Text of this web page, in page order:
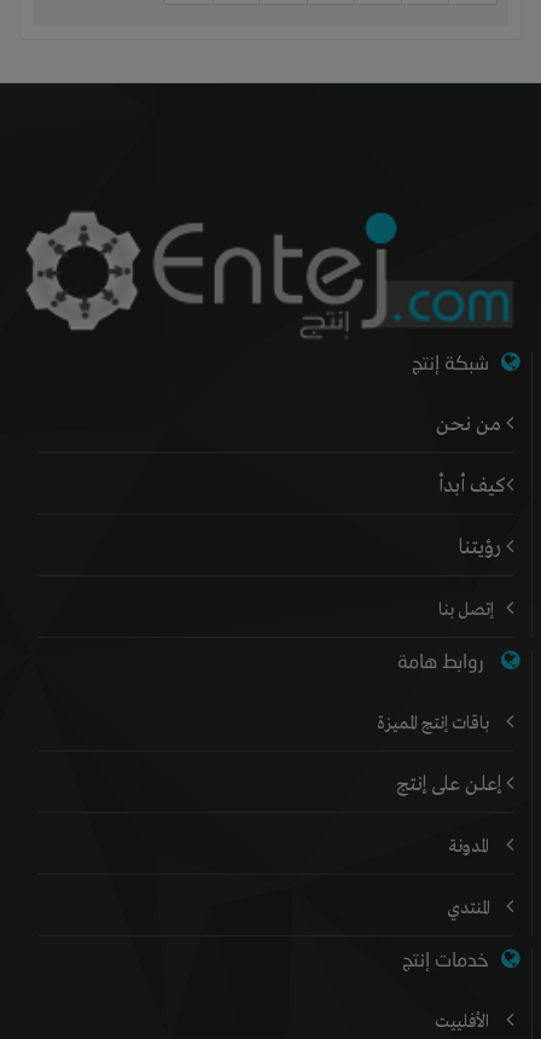
شبكة إنتج
من نحن
كيف أبدأ
رؤيتنا
إتصل بنا
روابط هامة
باقات إنتج المميزة
إعلن على إنتج
المدونة
المنتدي
خدمات إنتج
الأفلييت